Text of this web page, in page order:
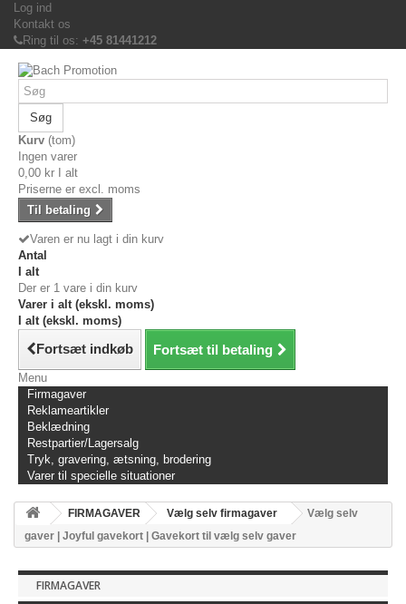
Log ind
Kontakt os
Ring til os: +45 81441212
Søg
Kurv (tom)
Ingen varer
0,00 kr
I alt
Priserne er excl. moms
Til betaling
Varen er nu lagt i din kurv
Antal
I alt
Der er 1 vare i din kurv
Varer i alt (ekskl. moms)
I alt (ekskl. moms)
Fortsæt indkøb Fortsæt til betaling
Menu
Firmagaver
Reklameartikler
Beklædning
Restpartier/Lagersalg
Tryk, gravering, ætsning, brodering
Varer til specielle situationer
FIRMAGAVER Vælg selv firmagaver
Vælg selv
gaver | Joyful gavekort | Gavekort til vælg selv gaver
FIRMAGAVER